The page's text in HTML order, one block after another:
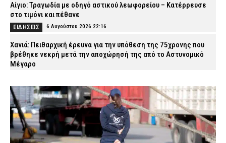
Αίγιο: Τραγωδία με οδηγό αστικού λεωφορείου – Κατέρρευσε
στο τιμόνι και πέθανε
ΕΙΔΗΣΕΙΣ 6 Αυγούστου 2026 22:16
Χανιά: Πειθαρχική έρευνα για την υπόθεση της 75χρονης που
βρέθηκε νεκρή μετά την αποχώρησή της από το Αστυνομικό
Μέγαρο
Εύβοια: Νεκρός ο 35χρονος που πάλευε για τη ζωή του μετά το
τροχαίο με αγριογούρουνο
ΕΙΔΗΣΕΙΣ 6 Αυγούστου 2026 21:47
Άρτα: Συνελήφθησαν δύο στελέχη του ΔΕΔΔΗΕ μετά την έκρηξη